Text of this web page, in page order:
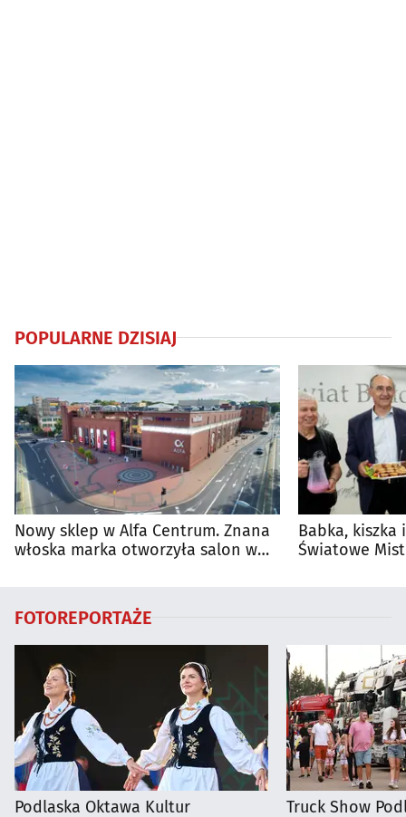
POPULARNE DZISIAJ
Nowy sklep w Alfa Centrum. Znana
włoska marka otworzyła salon w
Babka, kiszka
Światowe
FOTOREPORTAŻE
Podlaska Oktawa Kultur Truck Show